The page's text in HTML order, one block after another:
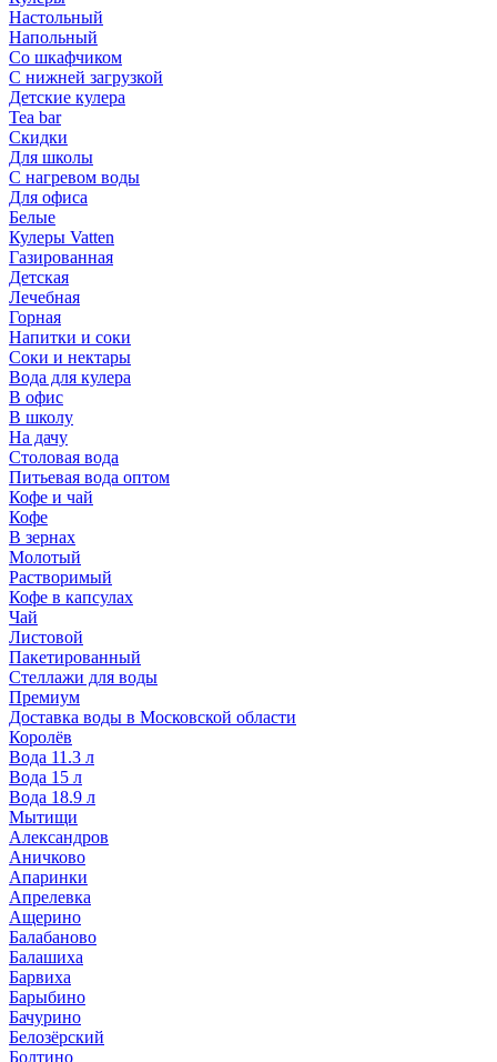
Настольный
Напольный
Со шкафчиком
С нижней загрузкой
Детские кулера
Tea bar
Скидки
Для школы
С нагревом воды
Для офиса
Белые
Кулеры Vatten
Газированная
Детская
Лечебная
Горная
Напитки и соки
Соки и нектары
Вода для кулера
В офис
В школу
На дачу
Столовая вода
Питьевая вода оптом
Кофе и чай
Кофе
В зернах
Молотый
Растворимый
Кофе в капсулах
Чай
Листовой
Пакетированный
Стеллажи для воды
Премиум
Доставка воды в Московской области
Королёв
Вода 11.3 л
Вода 15 л
Вода 18.9 л
Мытищи
Александров
Аничково
Апаринки
Апрелевка
Ащерино
Балабаново
Балашиха
Барвиха
Барыбино
Бачурино
Белозёрский
Болтино